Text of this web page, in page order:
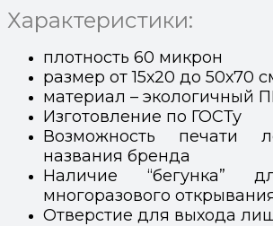
Характеристики:
плотность 60 микрон
размер от 15х20 до 50х70
материал – экологичный
Изготовление по ГОСТу
Возможность печати
названия бренда
Наличие “бегунка”
многоразового
Отверстие для выхода